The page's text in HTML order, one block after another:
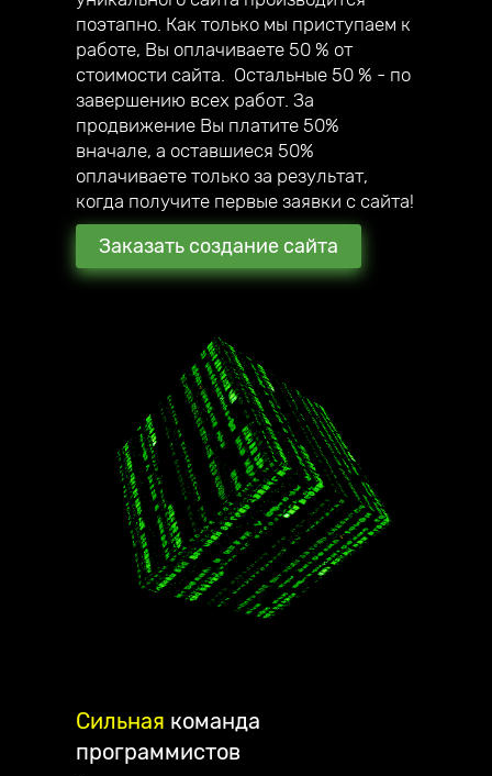
собственный мегамаркетплейс;
— в 2020 году создали авторский online
курс по созданию сайтов под ключ.
2016 год начало работы
стильных сайтов
наши клиенты уже в 17
городах
поэтапно. Как только мы приступаем к
работе, Вы оплачиваете 50 % от
стоимости сайта. Остальные 50 % - по
завершению всех работ. За
продвижение Вы платите 50%
вначале, а оставшиеся 50%
оплачиваете только за результат,
когда получите первые заявки с сайта!
Заказать создание сайта
Сильная команда
программистов